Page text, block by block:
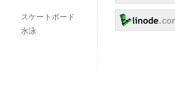
スケートボード
水泳